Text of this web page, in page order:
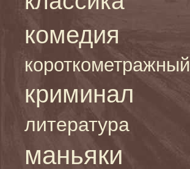
комедия
короткометражный
криминал
литература
маньяки